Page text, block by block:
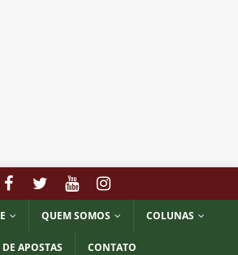
QUEM SOMOS COLUNAS
APOSTAS CONTATO